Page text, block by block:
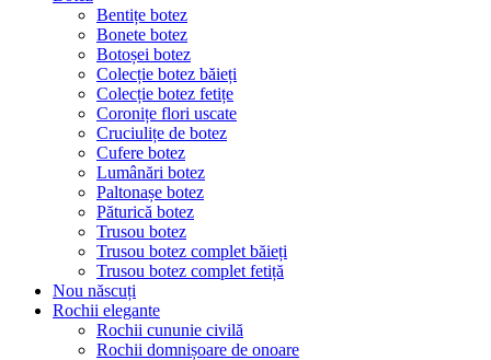
Bentițe botez
Bonete botez
Botoșei botez
Colecție botez băieți
Colecție botez fetițe
Coronițe flori uscate
Cruciulițe de botez
Cufere botez
Lumânări botez
Paltonașe botez
Păturică botez
Trusou botez
Trusou botez complet băieți
Trusou botez complet fetiță
Nou născuți
Rochii elegante
Rochii cununie civilă
Rochii domnișoare de onoare